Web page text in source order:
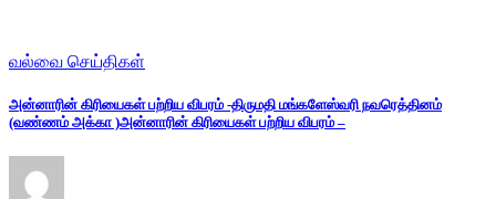
வல்வை செய்திகள்
அன்னாரின் கிரியைகள் பற்றிய விபரம் -திருமதி மங்களேஸ்வரி நவரெத்தினம்
(வண்ணம் அக்கா )அன்னாரின் கிரியைகள் பற்றிய விபரம் –